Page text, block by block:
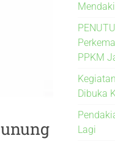
PPKM
Dibuka
Lagi